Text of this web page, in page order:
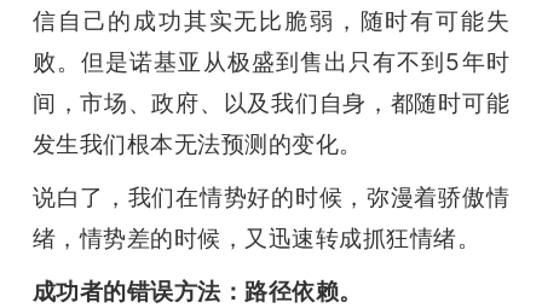
信自己的成功其实无比脆弱，随时有可能失
败。但是诺基亚从极盛到售出只有不到5年时
间，市场、政府、以及我们自身，都随时可能
发生我们根本无法预测的变化。
说白了，我们在情势好的时候，弥漫着骄傲情
绪，情势差的时候，又迅速转成抓狂情绪。
成功者的错误方法：路径依赖。